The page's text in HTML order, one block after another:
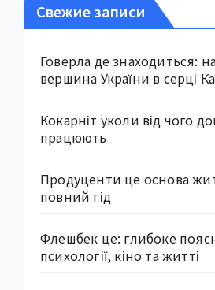
Свежие записи
Говерла де знаходиться:
вершина України в серці
Кокарніт уколи від чого
працюють
Продуценти це основа
повний гід
Флешбек це: глибоке
психології, кіно та житті